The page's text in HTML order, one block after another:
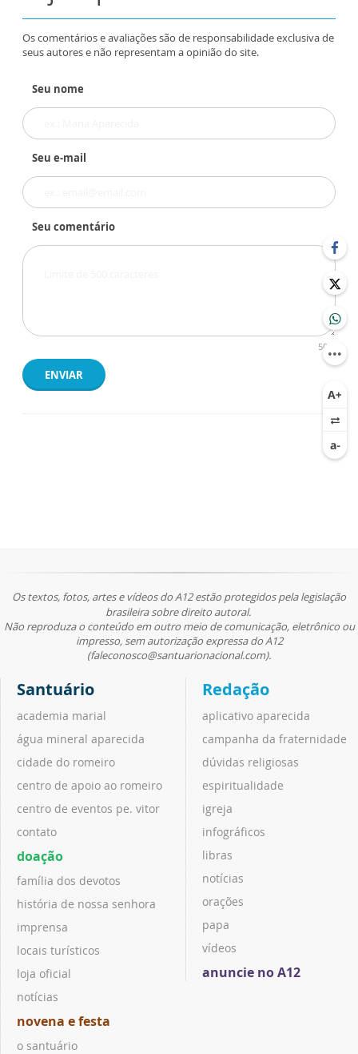
Os comentários e avaliações são de responsabilidade exclusiva de
seus autores e não representam a opinião do site.
Seu nome
Seu e-mail
Seu comentário
500
ENVIAR
Os textos, fotos, artes e vídeos do A12 estão protegidos pela legislação
brasileira sobre direito autoral.
Não reproduza o conteúdo em outro meio de comunicação, eletrônico ou
impresso, sem autorização expressa do A12
(faleconosco@santuarionacional.com).
Santuário
academia marial
água mineral aparecida
cidade do romeiro
centro de apoio ao romeiro
centro de eventos pe. vitor
contato
doação
família dos devotos
história de nossa senhora
imprensa
locais turísticos
loja oficial
notícias
novena e festa
o santuário
Redação
aplicativo aparecida
campanha da fraternidade
dúvidas religiosas
espiritualidade
igreja
infográficos
libras
notícias
orações
papa
vídeos
anuncie no A12